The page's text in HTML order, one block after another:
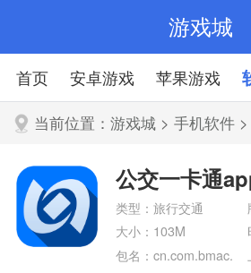
游戏城
首页 安卓游戏 苹果游戏
当前位置：游戏城 >手机软件
公交一卡通
类型：旅行交通
大小：103M
包名：cn.com.bmac.